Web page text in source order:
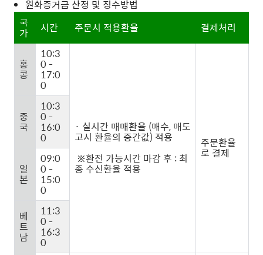
원화증거금 산정 및 징수방법
국
가 시간 주문시 적용환율 결제처리
홍
콩
10:3
0 -
17:0
0
· 실시간 매매환율 (매수, 매도
고시 환율의 중간값) 적용
※환전 가능시간 마감 후 : 최
종 수신환율 적용
주문환율
로 결제
중
국
10:3
0 -
16:0
0
일
본
09:0
0 -
15:0
0
베
트
남
11:3
0 -
16:3
0